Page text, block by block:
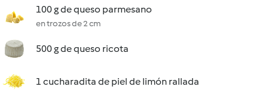
100 g de queso parmesano
en trozos de 2 cm
500 g de queso ricota
1 cucharadita de piel de limón rallada